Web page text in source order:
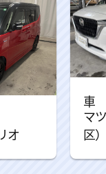
オ
マ
区）